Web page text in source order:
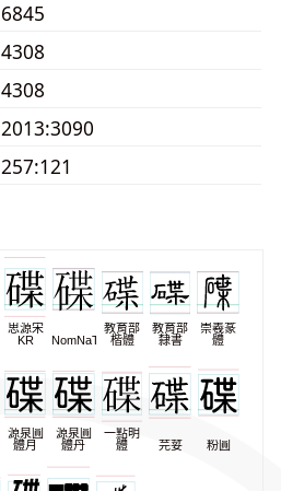
6845
4308
4308
2013:3090
257:121
思源宋
KR
NomNaTong
教育部
楷體
教育部
隸書
崇羲篆
體
源泉圓
體月
源泉圓
體丹
一點明
體
芫荽 粉圓